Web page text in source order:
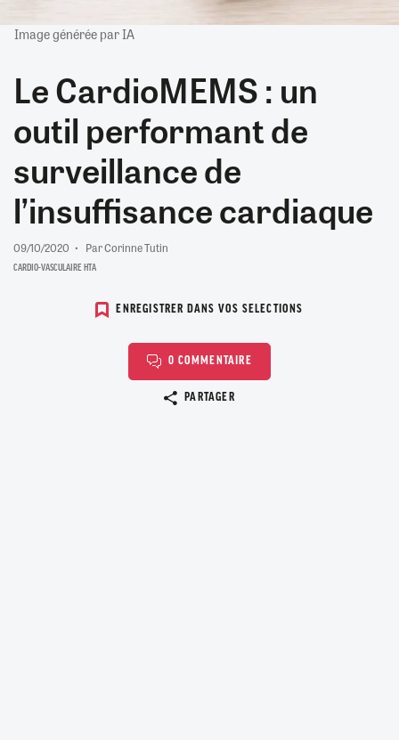
Image générée par IA
Le CardioMEMS : un
outil performant de
surveillance de
l’insuffisance cardiaque
09/10/2020 Par Corinne Tutin
CARDIO-VASCULAIRE HTA
ENREGISTRER DANS VOS SELECTIONS
0 COMMENTAIRE
PARTAGER